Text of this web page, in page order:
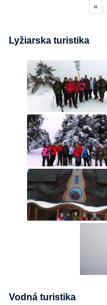
«
Lyžiarska turistika
Vodná turistika